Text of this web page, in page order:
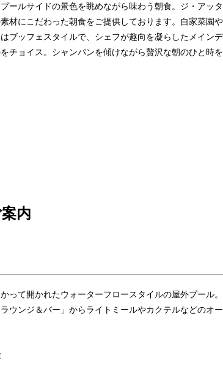
ールサイドの景色を眺めながら味わう朝食。ジ・アッ
材にこだわった朝食をご提供しております。自家菜園
ブッフェスタイルで、シェフが趣向を凝らしたメイン
チョイス。シャンパンを傾けながら贅沢な朝のひと時
内
って開かれたウォーターフロースタイルの屋外プール
ウンジ＆バー」からライトミールやカクテルなどのオ